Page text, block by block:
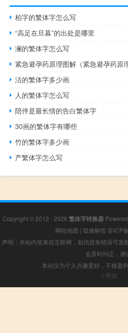
柏字的繁体字怎么写
“高足在旦暮”的出处是哪里
澜的繁体字怎么写
紧急避孕药原理图解（紧急避孕药原理
洁的繁体字多少画
人的繁体字怎么写
陪伴是最长情的告白繁体字
30画的繁体字有哪些
竹的繁体字多少画
产繁体字怎么写
Copyright © 2012 - 2026 繁体字转换器
网站地图 | 疑难解答 苏ICP
声明：本站内容来自互联网，如信息有错误可发
会及时纠正，谢
本站仅为个人兴趣爱好，不接盈
小男孩